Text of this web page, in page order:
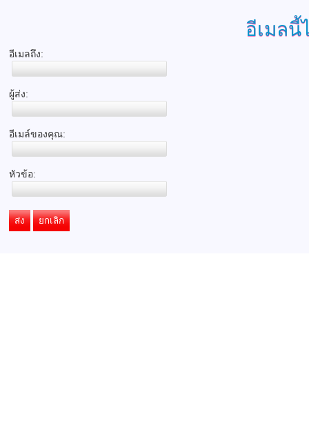
อีเมลนี้
อีเมลถึง:
ผู้ส่ง:
อีเมล์ของคุณ:
หัวข้อ:
ส่ง ยกเลิก